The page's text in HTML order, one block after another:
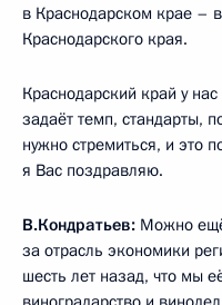
в Краснодарском крае –
Краснодарского края.
Краснодарский край у
задаёт темп, стандарты,
нужно стремиться, и это
я Вас поздравляю.
В.Кондратьев: Можно
за отрасль экономики
шесть лет назад, что мы